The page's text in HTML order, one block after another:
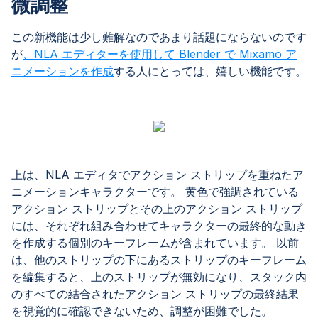
微調整
この新機能は少し難解なのであまり話題にならないのです
が、NLA エディターを使用して Blender で Mixamo ア
ニメーションを作成する人にとっては、嬉しい機能です。
上は、NLA エディタでアクション ストリップを重ねたア
ニメーションキャラクターです。 黄色で強調されている
アクション ストリップとその上のアクション ストリップ
には、それぞれ組み合わせてキャラクターの最終的な動き
を作成する個別のキーフレームが含まれています。 以前
は、他のストリップの下にあるストリップのキーフレーム
を編集すると、上のストリップが無効になり、スタック内
のすべての結合されたアクション ストリップの最終結果
を視覚的に確認できないため、調整が困難でした。